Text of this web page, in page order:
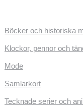
Böcker och historiska
Klockor, pennor och
Mode
Samlarkort
Tecknade serier och